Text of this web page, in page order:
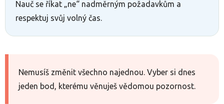
Nauč se říkat „ne“ nadměrným požadavkům a
respektuj svůj volný čas.
Nemusíš změnit všechno najednou. Vyber si dnes
jeden bod, kterému věnuješ vědomou pozornost.